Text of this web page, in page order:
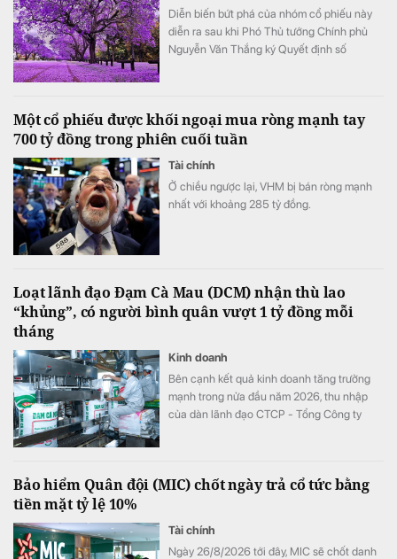
Diễn biến bứt phá của nhóm cổ phiếu này
diễn ra sau khi Phó Thủ tướng Chính phủ
Nguyễn Văn Thắng ký Quyết định số
nhà nước tại doanh nghiệp nhà nước, doanh
nghiệp có vốn nhà nước.
Một cổ phiếu được khối ngoại mua ròng mạnh tay
700 tỷ đồng trong phiên cuối tuần
Tài chính
Ở chiều ngược lại, VHM bị bán ròng mạnh
nhất với khoảng 285 tỷ đồng.
Loạt lãnh đạo Đạm Cà Mau (DCM) nhận thù lao
“khủng”, có người bình quân vượt 1 tỷ đồng mỗi
tháng
Kinh doanh
Bên cạnh kết quả kinh doanh tăng trưởng
mạnh trong nửa đầu năm 2026, thu nhập
của dàn lãnh đạo CTCP - Tổng Công ty
tỷ đồng chỉ sau 6 tháng, đặc biệt có trường
Bảo hiểm Quân đội (MIC) chốt ngày trả cổ tức bằng
tiền mặt tỷ lệ 10%
Tài chính
Ngày 26/8/2026 tới đây, MIC sẽ chốt danh